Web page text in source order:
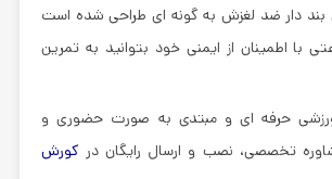
دار ضد لغزش به گونه ای طراحی شده است
با اطمینان از ایمنی خود بتوانید به تمرین
ورزشی حرفه ای و مبتدی به صورت حضوری و
تخصصی، نصب و ارسال رایگان در کورش